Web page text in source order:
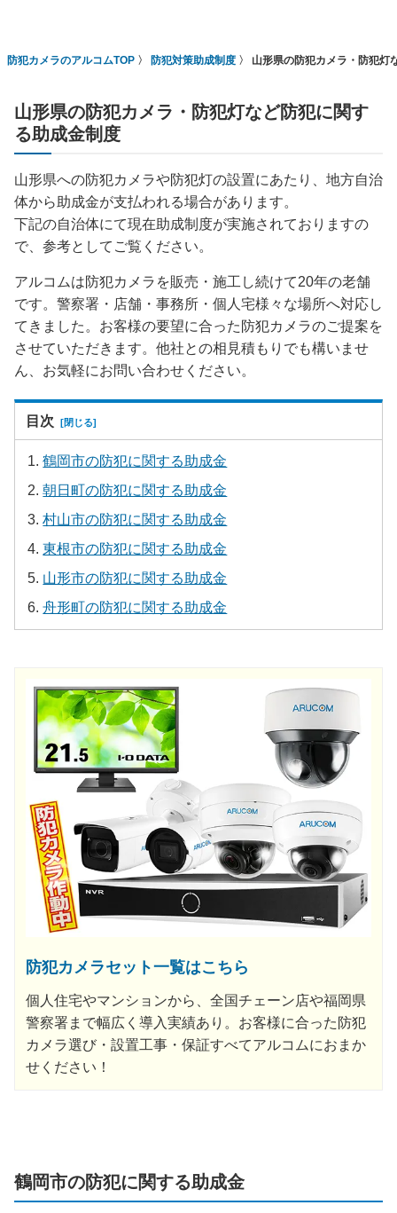
防犯カメラのアルコムTOP 防犯対策助成制度 山形県の防犯カメラ・防犯灯
山形県の防犯カメラ・防犯灯など防犯に関す
る助成金制度
山形県への防犯カメラや防犯灯の設置にあたり、地方自治
体から助成金が支払われる場合があります。
下記の自治体にて現在助成制度が実施されておりますの
で、参考としてご覧ください。
アルコムは防犯カメラを販売・施工し続けて20年の老舗
です。警察署・店舗・事務所・個人宅様々な場所へ対応し
てきました。お客様の要望に合った防犯カメラのご提案を
させていただきます。他社との相見積もりでも構いませ
ん、お気軽にお問い合わせください。
目次
鶴岡市の防犯に関する助成金
朝日町の防犯に関する助成金
村山市の防犯に関する助成金
東根市の防犯に関する助成金
山形市の防犯に関する助成金
舟形町の防犯に関する助成金
防犯カメラセット一覧はこちら
個人住宅やマンションから、全国チェーン店や福岡県
警察署まで幅広く導入実績あり。お客様に合った防犯
カメラ選び・設置工事・保証すべてアルコムにおまか
せください！
鶴岡市の防犯に関する助成金